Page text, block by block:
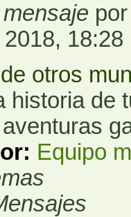
18:28
otros
historia de
Equipo